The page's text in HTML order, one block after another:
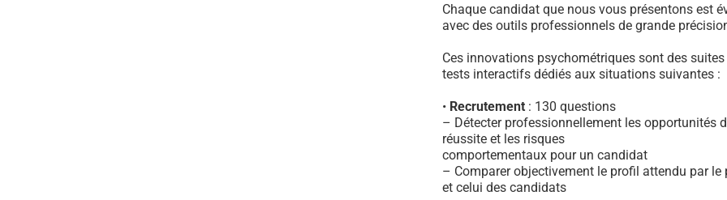
Chaque candidat que nous vous présentons est
avec des outils professionnels de grande
Ces innovations psychométriques sont des suites
tests interactifs dédiés aux situations suivantes :
• Recrutement: 130 questions
– Détecter professionnellement les opportunités
réussite et les risques
comportementaux pour un candidat
– Comparer objectivement le profil attendu par le
et celui des candidats